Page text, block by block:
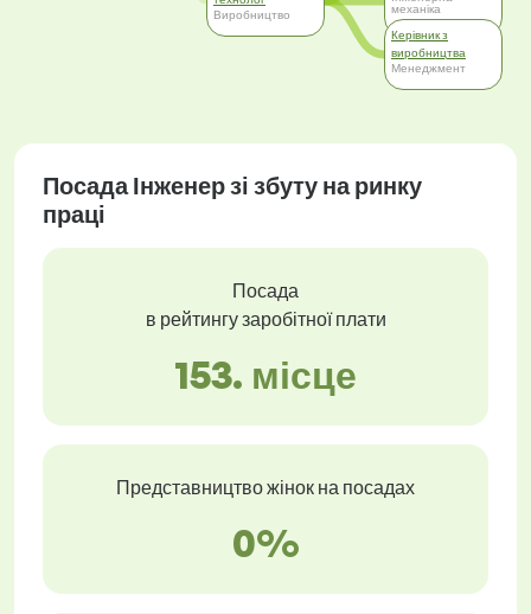
Виробництво
механіка
Керівник з
виробництва
Менеджмент
Посада Інженер зі збуту на ринку
праці
Посада
в рейтингу заробітної плати
153. місце
Представництво жінок на посадах
0%